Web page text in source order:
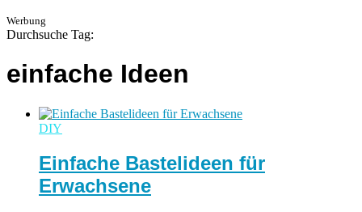
Werbung
Durchsuche Tag:
einfache Ideen
DIY
Einfache Bastelideen für
Erwachsene